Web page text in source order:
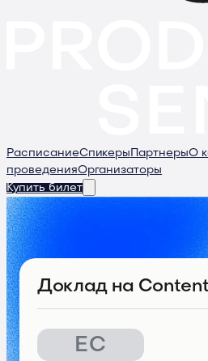
РасписаниеСпикеры ПартнерыО
проведенияОрганизаторы
Купить билет
Доклад на
ЕС